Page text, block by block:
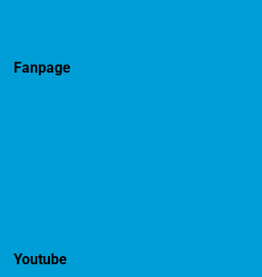
Fanpage
Youtube